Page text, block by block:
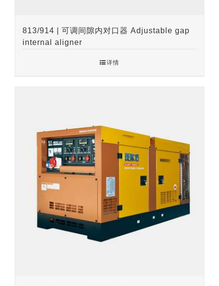
813/914 | 可调间隙内对口器 Adjustable gap
internal aligner
详情